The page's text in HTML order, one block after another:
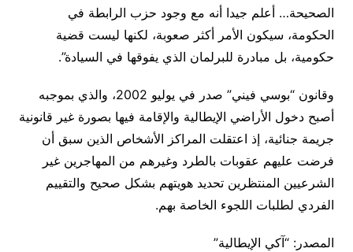
الصحيحة… أعلم جيدا أنه مع وجود حزب الرابطة في
الحكومة، سيكون الأمر أكثر صعوبة، لكنها ليست قضية
حكومية، بل مبادرة للبرلمان الذي يفوقها في السيادة”.
وقانون “بوسي فيني” صدر في يوليو 2002، والذي بموجبه
أصبح دخول الأراضي الإيطالية والإقامة فيها بصورة غير قانونية
جريمة جنائية، إذ اعتقلت المراكز الأشخاص الذين سبق أن
فرضت عليهم عقوبات بالطرد وغيرهم من المهاجرين غير
الشرعيين المنتظرين تحديد هويتهم بشكل صحيح والتقييم
الفردي لطلبات اللجوء الخاصة بهم.
المصدر: “آكي الإيطالية”